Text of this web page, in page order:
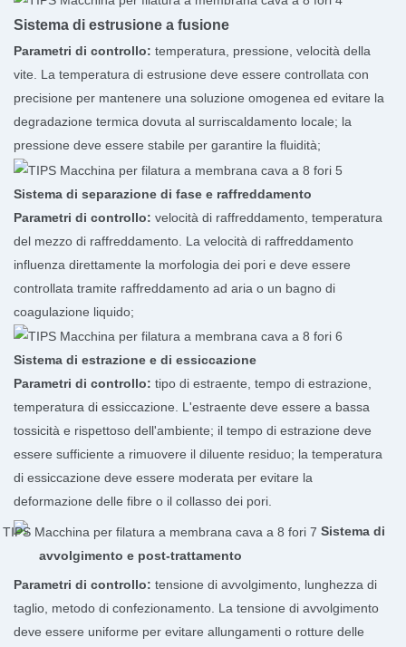
Sistema di estrusione a fusione
Parametri di controllo: temperatura, pressione, velocità della
vite. La temperatura di estrusione deve essere controllata con
precisione per mantenere una soluzione omogenea ed evitare la
degradazione termica dovuta al surriscaldamento locale; la
pressione deve essere stabile per garantire la fluidità;
Sistema di separazione di fase e raffreddamento
Parametri di controllo: velocità di raffreddamento, temperatura
del mezzo di raffreddamento. La velocità di raffreddamento
influenza direttamente la morfologia dei pori e deve essere
controllata tramite raffreddamento ad aria o un bagno di
coagulazione liquido;
Sistema di estrazione e di essiccazione
Parametri di controllo: tipo di estraente, tempo di estrazione,
temperatura di essiccazione. L'estraente deve essere a bassa
tossicità e rispettoso dell'ambiente; il tempo di estrazione deve
essere sufficiente a rimuovere il diluente residuo; la temperatura
di essiccazione deve essere moderata per evitare la
deformazione delle fibre o il collasso dei pori.
Sistema di
avvolgimento e post-trattamento
Parametri di controllo: tensione di avvolgimento, lunghezza di
taglio, metodo di confezionamento. La tensione di avvolgimento
deve essere uniforme per evitare allungamenti o rotture delle